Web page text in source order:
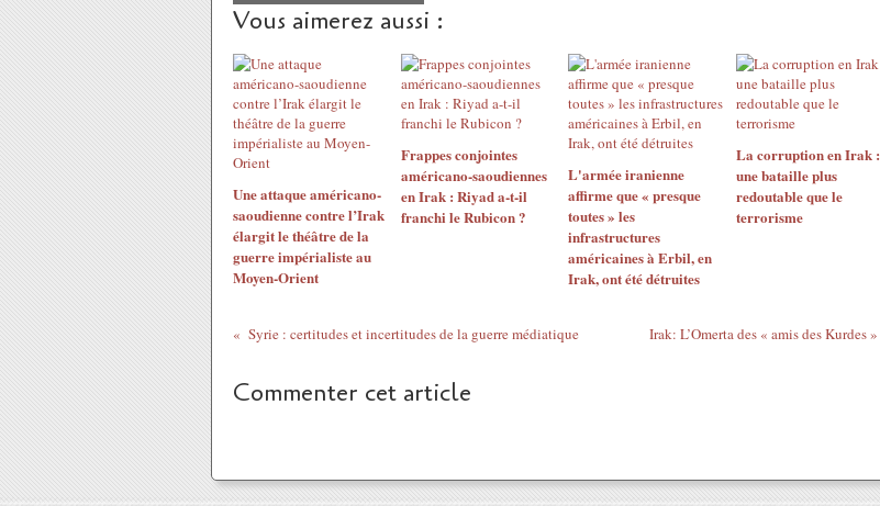
Vous aimerez aussi :
Une attaque américano-
saoudienne contre l’Irak
élargit le théâtre de la
guerre impérialiste au
Moyen-Orient
Frappes conjointes
américano-saoudiennes
en Irak : Riyad a-t-il
franchi le Rubicon ?
L'armée iranienne
affirme que « presque
toutes » les
infrastructures
américaines à Erbil, en
Irak, ont été détruites
La corruption en Irak :
une bataille plus
redoutable que le
terrorisme
Syrie : certitudes et incertitudes de la guerre médiatique Irak: L’Omerta des « amis des Kurdes »
Commenter cet article